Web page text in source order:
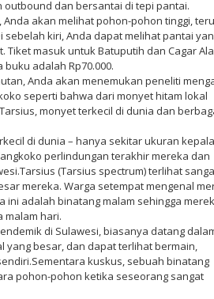
dan bersantai di tepi pantai.
Anda akan melihat pohon-pohon tinggi,
sebelah kiri, Anda dapat melihat pantai
Tiket masuk untuk Batuputih dan Cagar
adalah Rp70.000.
Anda akan menemukan peneliti
seperti bahwa dari monyet hitam lokal
monyet terkecil di dunia dan
di dunia – hanya sekitar ukuran
perlindungan terakhir mereka dan
(Tarsius spectrum) terlihat
mereka. Warga setempat mengenal
ini adalah binatang malam sehingga
malam hari.
di Sulawesi, biasanya datang
yang besar, dan dapat terlihat bermain,
kuskus, sebuah binatang
pohon-pohon ketika seseorang sangat